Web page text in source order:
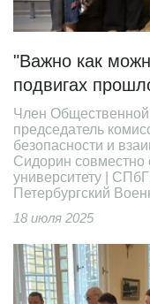
"Важно как
подвигах
Член Общественной
председатель
безопасности и
Сидорин совместно
университету |
Петербургский
18 июля 2025